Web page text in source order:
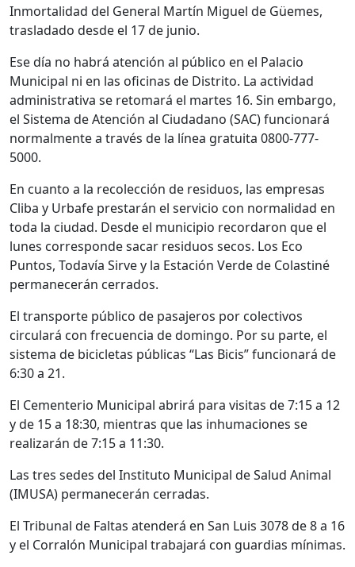
Inmortalidad del General Martín Miguel de Güemes,
trasladado desde el 17 de junio.
Ese día no habrá atención al público en el Palacio
Municipal ni en las oficinas de Distrito. La actividad
administrativa se retomará el martes 16. Sin embargo,
el Sistema de Atención al Ciudadano (SAC) funcionará
normalmente a través de la línea gratuita 0800-777-
5000.
En cuanto a la recolección de residuos, las empresas
Cliba y Urbafe prestarán el servicio con normalidad en
toda la ciudad. Desde el municipio recordaron que el
lunes corresponde sacar residuos secos. Los Eco
Puntos, Todavía Sirve y la Estación Verde de Colastiné
permanecerán cerrados.
El transporte público de pasajeros por colectivos
circulará con frecuencia de domingo. Por su parte, el
sistema de bicicletas públicas “Las Bicis” funcionará de
6:30 a 21.
El Cementerio Municipal abrirá para visitas de 7:15 a 12
y de 15 a 18:30, mientras que las inhumaciones se
realizarán de 7:15 a 11:30.
Las tres sedes del Instituto Municipal de Salud Animal
(IMUSA) permanecerán cerradas.
El Tribunal de Faltas atenderá en San Luis 3078 de 8 a 16
y el Corralón Municipal trabajará con guardias mínimas.